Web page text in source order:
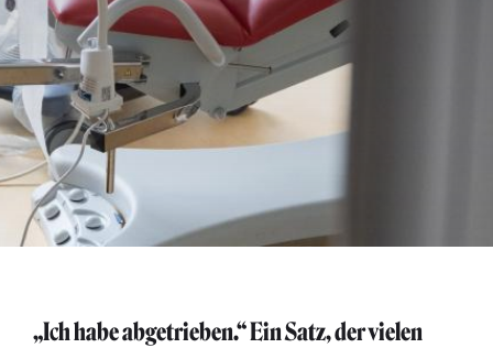
„Ich habe abgetrieben.“ Ein Satz, der vielen